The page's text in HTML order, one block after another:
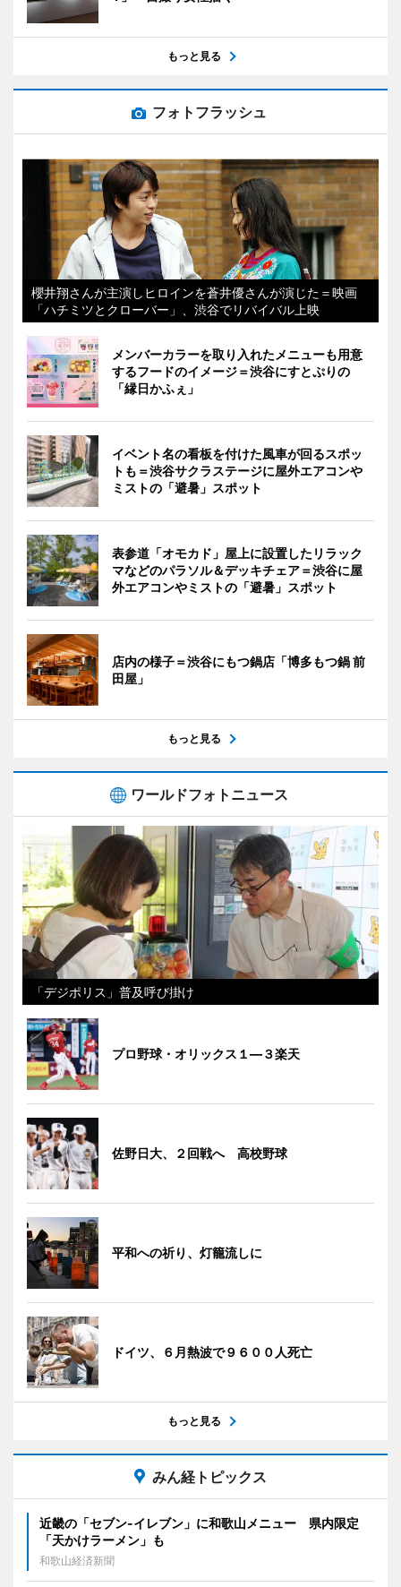
もっと見る
フォトフラッシュ
櫻井翔さんが主演しヒロインを蒼井優さんが演じた＝映画
「ハチミツとクローバー」、渋谷でリバイバル上映
メンバーカラーを取り入れたメニューも用意
するフードのイメージ＝渋谷にすとぷりの
「縁日かふぇ」
イベント名の看板を付けた風車が回るスポッ
トも＝渋谷サクラステージに屋外エアコンや
ミストの「避暑」スポット
表参道「オモカド」屋上に設置したリラック
マなどのパラソル＆デッキチェア＝渋谷に屋
外エアコンやミストの「避暑」スポット
店内の様子＝渋谷にもつ鍋店「博多もつ鍋 前
田屋」
もっと見る
ワールドフォトニュース
「デジポリス」普及呼び掛け
プロ野球・オリックス１―３楽天
佐野日大、２回戦へ 高校野球
平和への祈り、灯籠流しに
ドイツ、６月熱波で９６００人死亡
もっと見る
みん経トピックス
近畿の「セブン-イレブン」に和歌山メニュー 県内限定
「天かけラーメン」も
和歌山経済新聞